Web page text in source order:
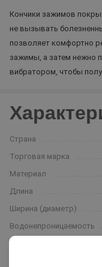
Кончики зажимов
не вызывать
позволяет комфортно
зажимы, а затем нежно
вибратором, чтобы
Страна
Торговая марка
Материал
Длина
Ширина (диаметр)
Водонепроницаемость